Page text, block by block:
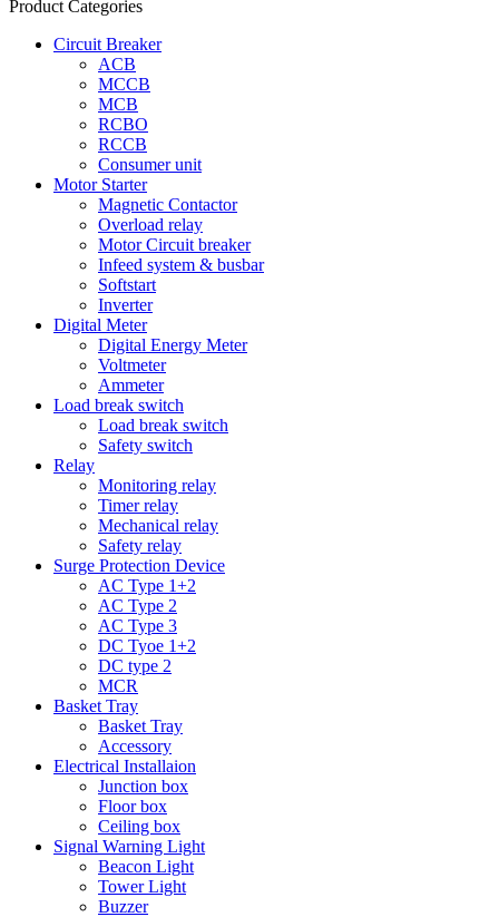
Product Categories
Circuit Breaker
ACB
MCCB
MCB
RCBO
RCCB
Consumer unit
Motor Starter
Magnetic Contactor
Overload relay
Motor Circuit breaker
Infeed system & busbar
Softstart
Inverter
Digital Meter
Digital Energy Meter
Voltmeter
Ammeter
Load break switch
Load break switch
Safety switch
Relay
Monitoring relay
Timer relay
Mechanical relay
Safety relay
Surge Protection Device
AC Type 1+2
AC Type 2
AC Type 3
DC Tyoe 1+2
DC type 2
MCR
Basket Tray
Basket Tray
Accessory
Electrical Installaion
Junction box
Floor box
Ceiling box
Signal Warning Light
Beacon Light
Tower Light
Buzzer